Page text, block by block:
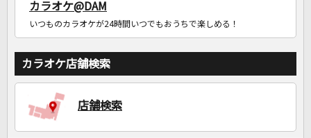
カラオケ@DAM
いつものカラオケが24時間いつでもおうちで楽しめる！
カラオケ店舗検索
店舗検索